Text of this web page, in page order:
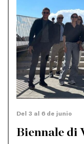
Del 3 al 6 de junio
Biennale di